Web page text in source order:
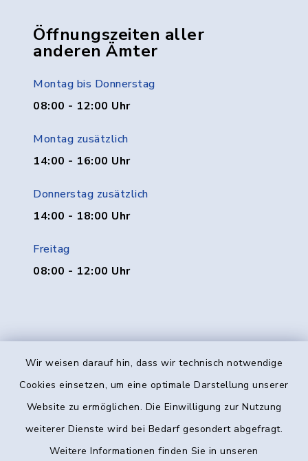
Wir weisen darauf hin, dass wir technisch notwendige
Cookies einsetzen, um eine optimale Darstellung unserer
Website zu ermöglichen. Die Einwilligung zur Nutzung
weiterer Dienste wird bei Bedarf gesondert abgefragt.
Weitere Informationen finden Sie in unseren
Öffnungszeiten aller
anderen Ämter
Montag bis Donnerstag
08:00 - 12:00 Uhr
Montag zusätzlich
14:00 - 16:00 Uhr
Donnerstag zusätzlich
14:00 - 18:00 Uhr
Freitag
08:00 - 12:00 Uhr
Kontakt
Datenschutz